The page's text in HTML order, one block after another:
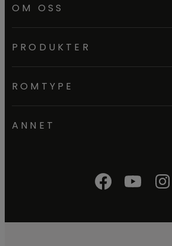
OM OSS
PRODUKTER
ROMTYPE
ANNET